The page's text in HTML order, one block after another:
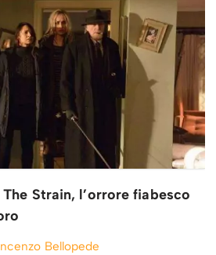
Strain, l’orrore fiabesco
Bellopede